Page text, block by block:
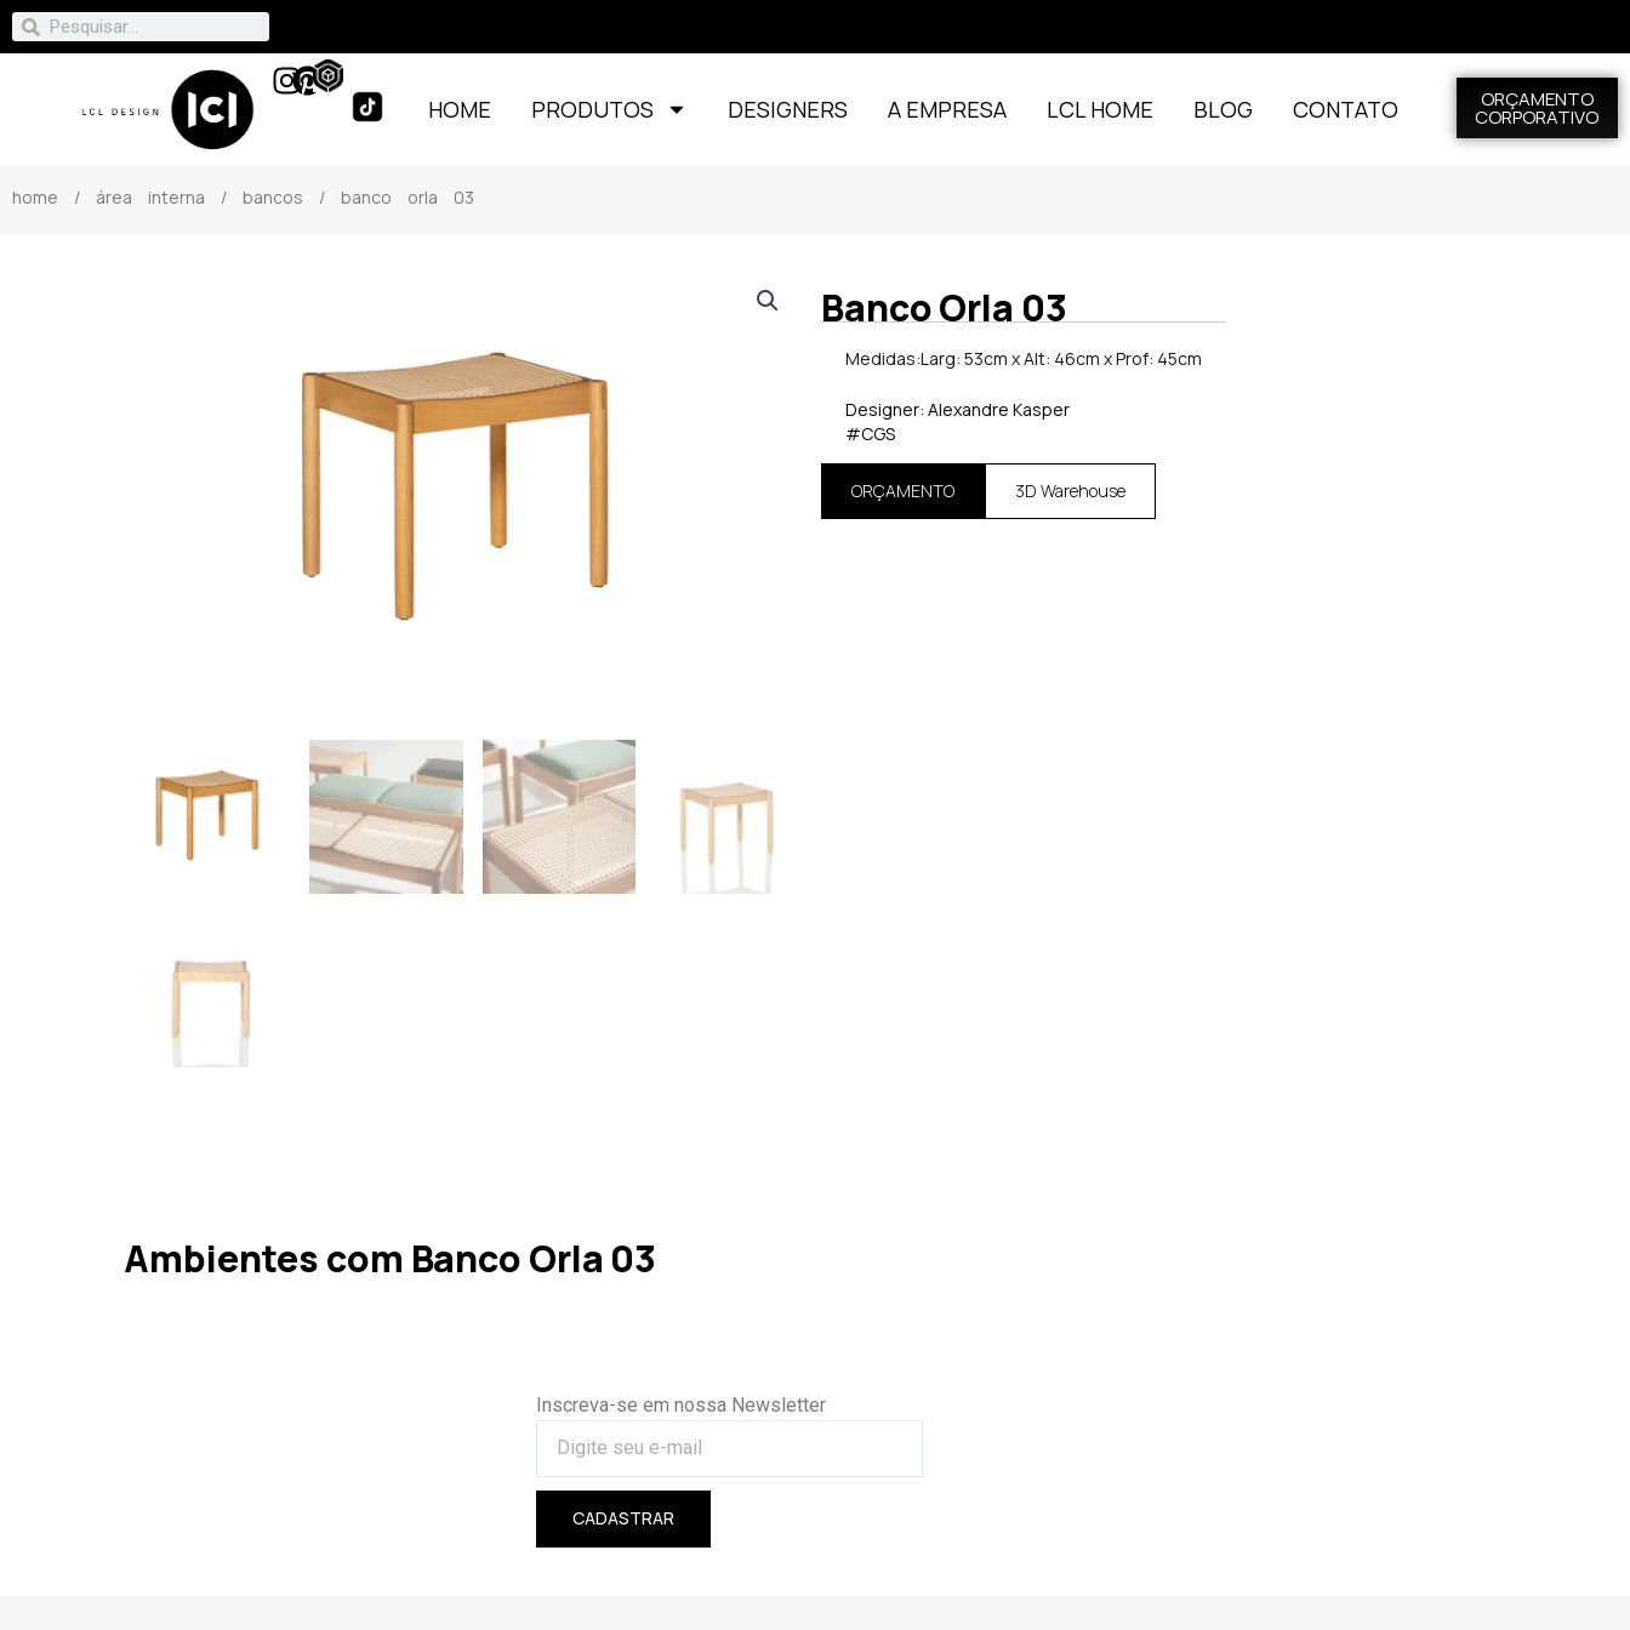
HOME PRODUTOS DESIGNERS A EMPRESA LCL HOME BLOG CONTATO ORÇAMENTO
CORPORATIVO
home / área interna / bancos / banco orla 03
Banco Orla 03
Medidas:Larg: 53cm x Alt: 46cm x Prof: 45cm
Designer: Alexandre Kasper
#CGS
ORÇAMENTO 3D Warehouse
Ambientes com Banco Orla 03
Inscreva-se em nossa Newsletter
CADASTRAR